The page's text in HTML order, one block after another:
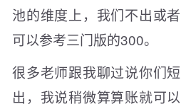
池的维度上，我们不出或
可以参考三门版的300。
很多老师跟我聊过说你们
出，我说稍微算算账就可